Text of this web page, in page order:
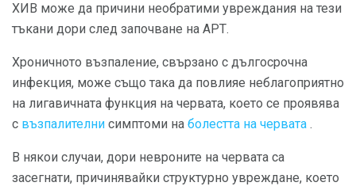
ХИВ може да причини необратими увреждания на тези
тъкани дори след започване на АРТ.
Хроничното възпаление, свързано с дългосрочна
инфекция, може също така да повлияе неблагоприятно
на лигавичната функция на червата, което се проявява
с възпалителни симптоми на болестта на червата .
В някои случаи, дори невроните на червата са
засегнати, причинявайки структурно увреждане, което